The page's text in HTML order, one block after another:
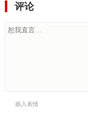
评论
插入表情